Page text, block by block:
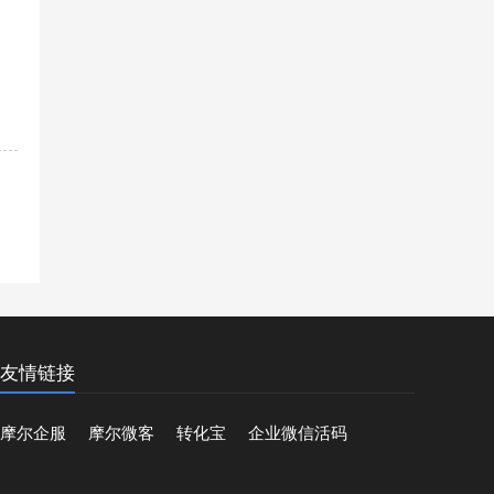
友情链接
摩尔企服 摩尔微客 转化宝 企业微信活码